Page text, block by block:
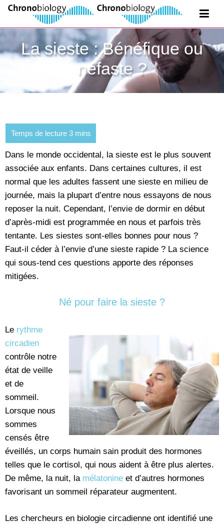
La sieste : Bénéfique ou
néfaste ?
Dans le monde occidental, la sieste est le plus souvent
associée aux enfants. Dans certaines cultures, il est
normal que les adultes fassent une sieste en milieu de
journée, mais la plupart d’entre nous essayons de nous
reposer la nuit. Cependant, l’envie de dormir en début
d’après-midi est programmée en nous et parfois très
tentante. Les siestes sont-elles bonnes pour nous ?
Faut-il céder à l’envie d’une sieste rapide ? La science
qui sous-tend ces questions apporte des réponses
mitigées.
Né pour faire la sieste ?
Le rythme
circadien
contrôle notre
état de veille
et de
sommeil.
Lorsque nous
sommes
censés être
éveillés, un corps humain sain produit des hormones
telles que le cortisol, qui nous aident à être plus alertes.
De même, la nuit, la mélatonine et d’autres hormones
favorisant un sommeil réparateur augmentent.
Les chercheurs en biologie circadienne ont identifié une